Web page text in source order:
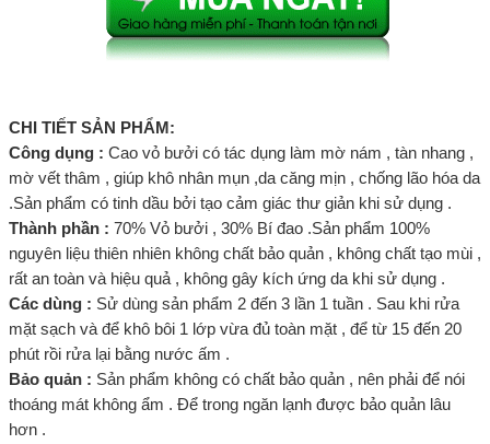
CHI TIẾT SẢN PHẨM:
Công dụng : Cao vỏ bưởi có tác dụng làm mờ nám , tàn nhang ,
mờ vết thâm , giúp khô nhân mụn ,da căng mịn , chống lão hóa da
.Sản phẩm có tinh dầu bởi tạo cảm giác thư giản khi sử dụng .
Thành phần : 70% Vỏ bưởi , 30% Bí đao .Sản phẩm 100%
nguyên liệu thiên nhiên không chất bảo quản , không chất tạo mùi ,
rất an toàn và hiệu quả , không gây kích ứng da khi sử dụng .
Các dùng : Sử dùng sản phẩm 2 đến 3 lần 1 tuần . Sau khi rửa
mặt sạch và để khô bôi 1 lớp vừa đủ toàn mặt , để từ 15 đến 20
phút rồi rửa lại bằng nước ấm .
Bảo quản : Sản phẩm không có chất bảo quản , nên phải để nói
thoáng mát không ẩm . Để trong ngăn lạnh được bảo quản lâu
hơn .